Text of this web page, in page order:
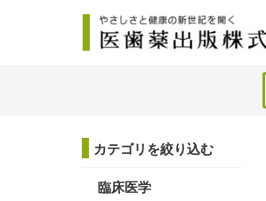
カテゴリを絞り込む
臨床医学